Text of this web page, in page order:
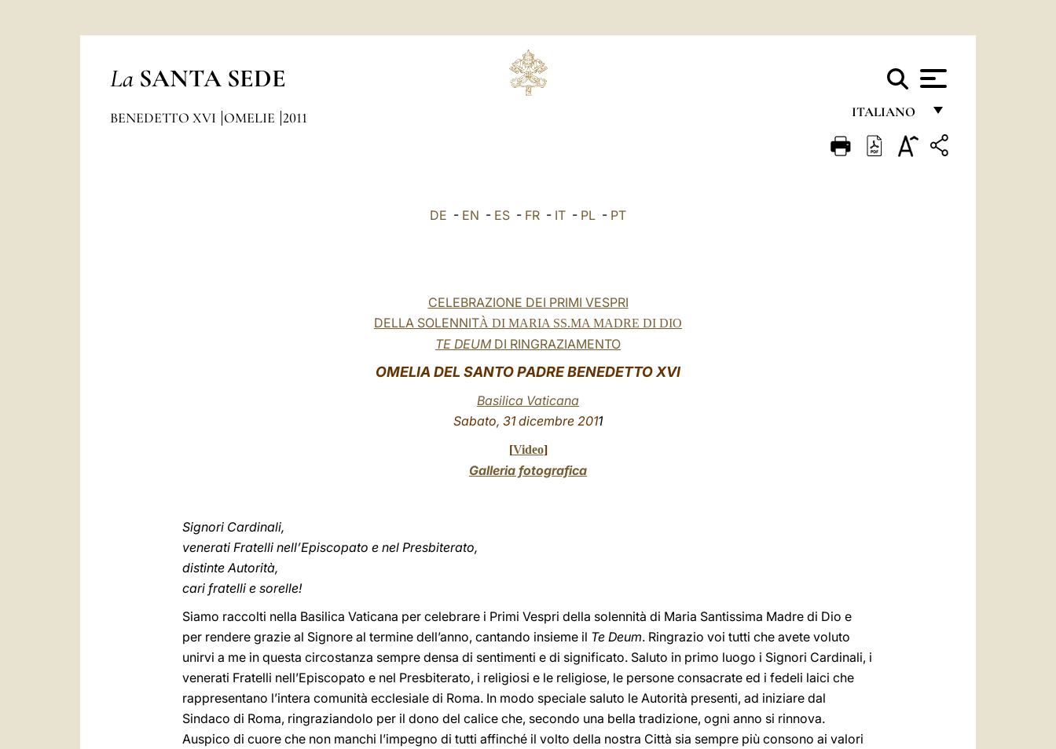
La SANTA SEDE
ITALIANO
FRANÇAIS
BENEDETTO XVI OMELIE 2011
DE - EN - ES - FR - IT - PL - PT
CELEBRAZIONE DEI PRIMI VESPRI
DELLA SOLENNITÀ DI MARIA SS.MA MADRE DI DIO
TE DEUM DI RINGRAZIAMENTO
OMELIA DEL SANTO PADRE BENEDETTO XVI
Basilica Vaticana
Sabato, 31 dicembre 2011
[Video]
Galleria fotografica
Signori Cardinali,
venerati Fratelli nell’Episcopato e nel Presbiterato,
distinte Autorità,
cari fratelli e sorelle!
Siamo raccolti nella Basilica Vaticana per celebrare i Primi Vespri della solennità di Maria Santissima Madre di Dio e
per rendere grazie al Signore al termine dell’anno, cantando insieme il Te Deum. Ringrazio voi tutti che avete voluto
unirvi a me in questa circostanza sempre densa di sentimenti e di significato. Saluto in primo luogo i Signori Cardinali, i
venerati Fratelli nell’Episcopato e nel Presbiterato, i religiosi e le religiose, le persone consacrate ed i fedeli laici che
rappresentano l’intera comunità ecclesiale di Roma. In modo speciale saluto le Autorità presenti, ad iniziare dal
Sindaco di Roma, ringraziandolo per il dono del calice che, secondo una bella tradizione, ogni anno si rinnova.
Auspico di cuore che non manchi l’impegno di tutti affinché il volto della nostra Città sia sempre più consono ai valori